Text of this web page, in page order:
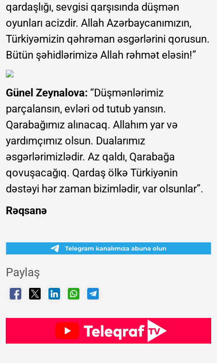
qardaşlığı, sevgisi qarşısında düşmən
oyunları acizdir. Allah Azərbaycanımızın,
Türkiyəmizin qəhrəman əsgərlərini qorusun.
Bütün şəhidlərimizə Allah rəhmət eləsin!”
Günel Zeynalova: “Düşmənlərimiz
parçalansın, evləri od tutub yansın.
Qarabağımız alınacaq. Allahım yar və
yardımçımız olsun. Dualarımız
əsgərlərimizlədir. Az qaldı, Qarabağa
qovuşacağıq. Qardaş ölkə Türkiyənin
dəstəyi hər zaman bizimlədir, var olsunlar”.
Rəqsanə
Paylaş